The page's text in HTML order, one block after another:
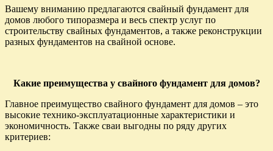
Вашему вниманию предлагаются свайный фундамент для
домов любого типоразмера и весь спектр услуг по
строительству свайных фундаментов, а также реконструкции
разных фундаментов на свайной основе.
Какие преимущества у свайного фундамент для домов?
Главное преимущество свайного фундамент для домов – это
высокие технико-эксплуатационные характеристики и
экономичность. Также сваи выгодны по ряду других
критериев: